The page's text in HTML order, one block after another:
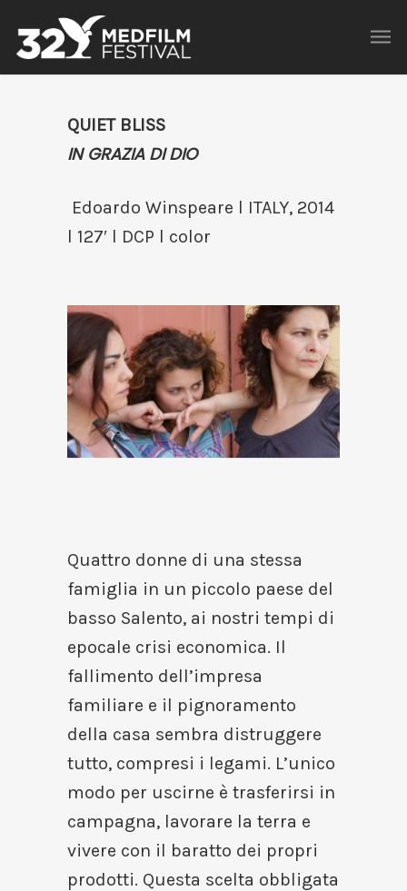
QUIET BLISS
IN GRAZIA DI DIO
Edoardo Winspeare l ITALY, 2014
l 127′ l DCP l color
Quattro donne di una stessa
famiglia in un piccolo paese del
basso Salento, ai nostri tempi di
epocale crisi economica. Il
fallimento dell’impresa
familiare e il pignoramento
della casa sembra distruggere
tutto, compresi i legami. L’unico
modo per uscirne è trasferirsi in
campagna, lavorare la terra e
vivere con il baratto dei propri
prodotti. Questa scelta obbligata